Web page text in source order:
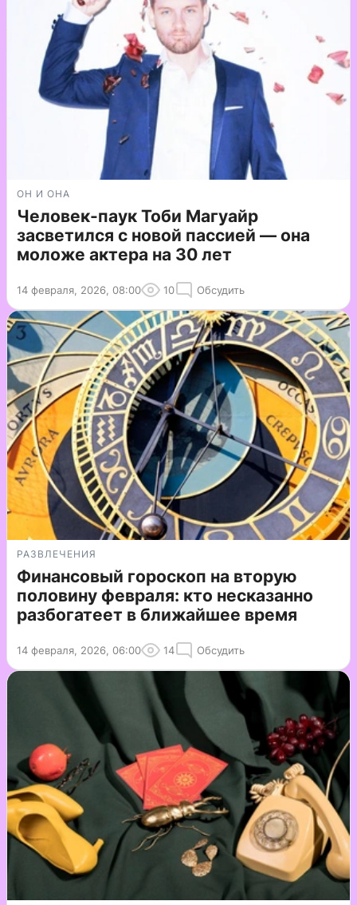
ОН И ОНА
Человек-паук Тоби Магуайр
засветился с новой пассией — она
моложе актера на 30 лет
14 февраля, 2026, 08:00 10 Обсудить
РАЗВЛЕЧЕНИЯ
Финансовый гороскоп на вторую
половину февраля: кто несказанно
разбогатеет в ближайшее время
14 февраля, 2026, 06:00 14 Обсудить